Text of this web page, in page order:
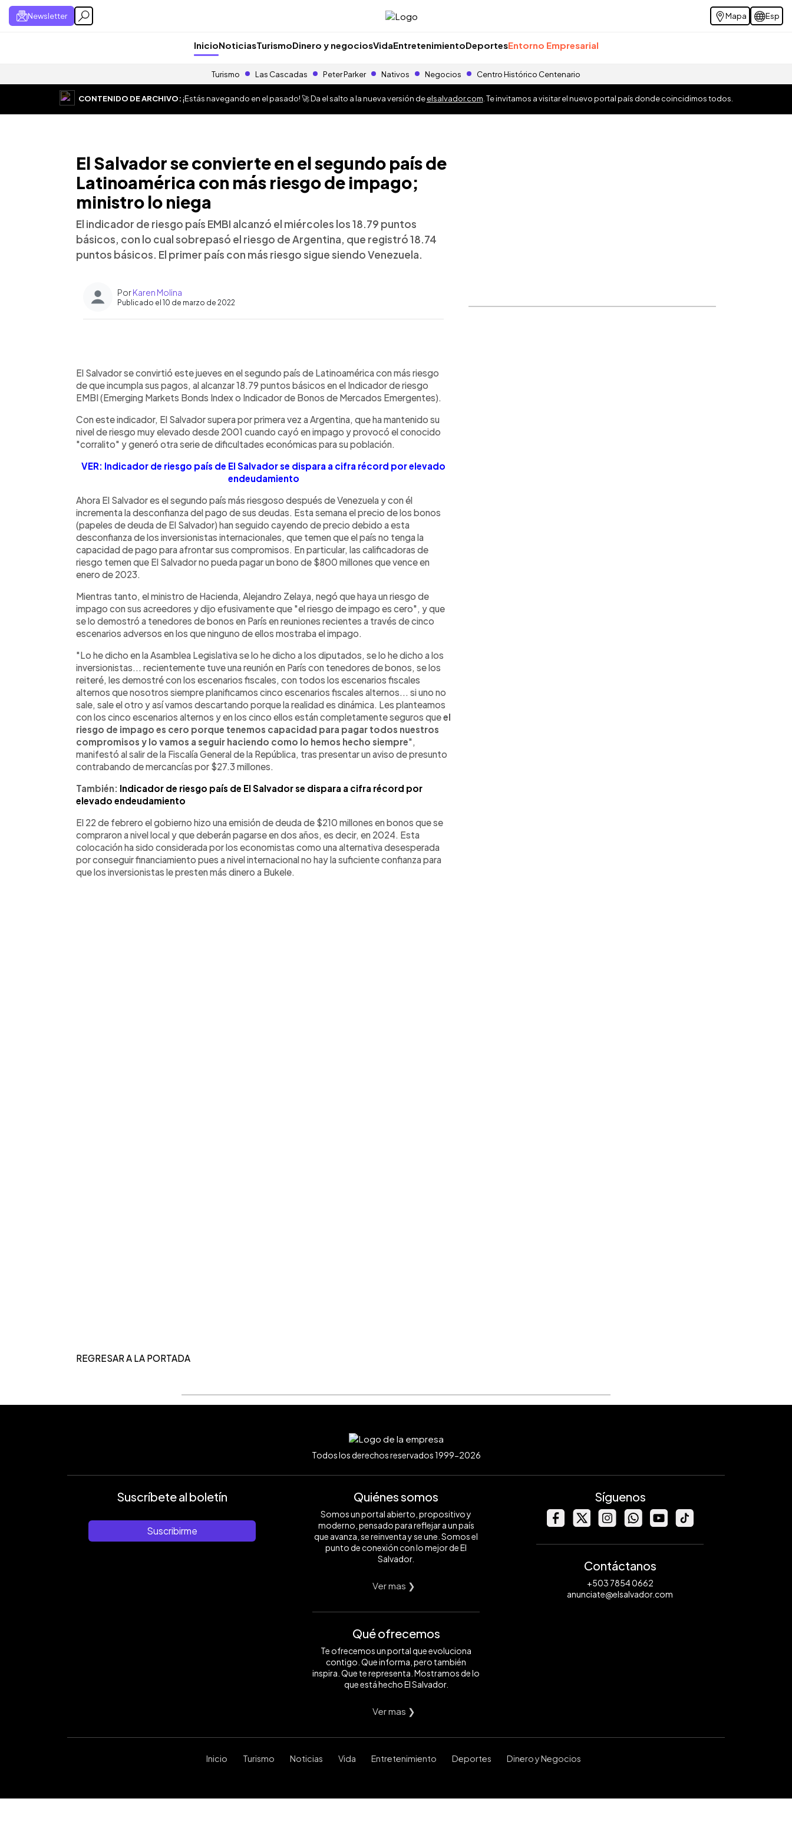
Newsletter Mapa Esp
InicioNoticiasTurismoDinero y negociosVidaEntretenimientoDeportesEntorno Empresarial
Turismo Las Cascadas Peter Parker Nativos Negocios Centro Histórico Centenario
CONTENIDO DE ARCHIVO:¡Estás navegando en el pasado! 🚀 Da el salto a la nueva versión deelsalvador.com . Te invitamos a visitar el nuevo portal país donde coincidimos todos.
El Salvador se convierte en el segundo país de
Latinoamérica con más riesgo de impago;
ministro lo niega
El indicador de riesgo país EMBI alcanzó el miércoles los 18.79 puntos
básicos, con lo cual sobrepasó el riesgo de Argentina, que registró 18.74
puntos básicos. El primer país con más riesgo sigue siendo Venezuela.
PorKaren Molina
Publicado el 10 de marzo de 2022
► Escuchar artículo
El Salvador se convirtió este jueves en el segundo país de Latinoamérica con más riesgo
de que incumpla sus pagos, al alcanzar 18.79 puntos básicos en el Indicador de riesgo
EMBI (Emerging Markets Bonds Index o Indicador de Bonos de Mercados Emergentes).
Con este indicador, El Salvador supera por primera vez a Argentina, que ha mantenido su
nivel de riesgo muy elevado desde 2001 cuando cayó en impago y provocó el conocido
"corralito" y generó otra serie de dificultades económicas para su población.
VER: Indicador de riesgo país de El Salvador se dispara a cifra récord por elevado
endeudamiento
Ahora El Salvador es el segundo país más riesgoso después de Venezuela y con él
incrementa la desconfianza del pago de sus deudas. Esta semana el precio de los bonos
(papeles de deuda de El Salvador) han seguido cayendo de precio debido a esta
desconfianza de los inversionistas internacionales, que temen que el país no tenga la
capacidad de pago para afrontar sus compromisos. En particular, las calificadoras de
riesgo temen que El Salvador no pueda pagar un bono de $800 millones que vence en
enero de 2023.
Mientras tanto, el ministro de Hacienda, Alejandro Zelaya, negó que haya un riesgo de
impago con sus acreedores y dijo efusivamente que "el riesgo de impago es cero", y que
se lo demostró a tenedores de bonos en París en reuniones recientes a través de cinco
escenarios adversos en los que ninguno de ellos mostraba el impago.
"Lo he dicho en la Asamblea Legislativa se lo he dicho a los diputados, se lo he dicho a los
inversionistas... recientemente tuve una reunión en París con tenedores de bonos, se los
reiteré, les demostré con los escenarios fiscales, con todos los escenarios fiscales
alternos que nosotros siempre planificamos cinco escenarios fiscales alternos... si uno no
sale, sale el otro y así vamos descartando porque la realidad es dinámica. Les planteamos
con los cinco escenarios alternos y en los cinco ellos están completamente seguros queel
riesgo de impago es cero porque tenemos capacidad para pagar todos nuestros
compromisos y lo vamos a seguir haciendo como lo hemos hecho siempre",
manifestó al salir de la Fiscalía General de la República, tras presentar un aviso de presunto
contrabando de mercancías por $27.3 millones.
También: Indicador de riesgo país de El Salvador se dispara a cifra récord por
elevado endeudamiento
El 22 de febrero el gobierno hizo una emisión de deuda de $210 millones en bonos que se
compraron a nivel local y que deberán pagarse en dos años, es decir, en 2024. Esta
colocación ha sido considerada por los economistas como una alternativa desesperada
por conseguir financiamiento pues a nivel internacional no hay la suficiente confianza para
que los inversionistas le presten más dinero a Bukele.
REGRESAR A LA PORTADA
Todos los derechos reservados 1999-2026
Suscríbete al boletín
Suscribirme
Quiénes somos
Somos un portal abierto, propositivo y
moderno, pensado para reflejar a un país
que avanza, se reinventa y se une. Somos el
punto de conexión con lo mejor de El
Salvador.
Ver mas ❯
Qué ofrecemos
Te ofrecemos un portal que evoluciona
contigo. Que informa, pero también
inspira. Que te representa. Mostramos de lo
que está hecho El Salvador.
Ver mas ❯
Síguenos
Contáctanos
+503 7854 0662
anunciate@elsalvador.com
Inicio Turismo Noticias Vida Entretenimiento Deportes Dinero y Negocios